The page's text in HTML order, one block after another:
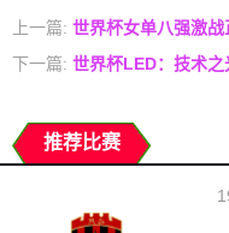
上一篇: 世界杯女单八强激
下一篇: 世界杯LED：技术
推荐比赛